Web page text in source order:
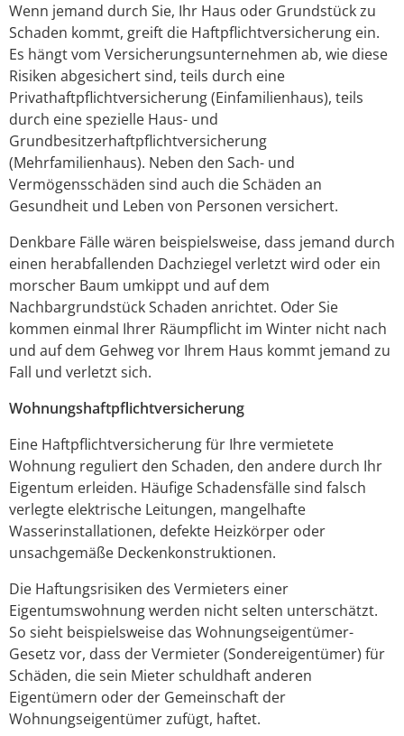
Wenn jemand durch Sie, Ihr Haus oder Grundstück zu
Schaden kommt, greift die Haftpflichtversicherung ein.
Es hängt vom Versicherungsunternehmen ab, wie diese
Risiken abgesichert sind, teils durch eine
Privathaftpflichtversicherung (Einfamilienhaus), teils
durch eine spezielle Haus- und
Grundbesitzerhaftpflichtversicherung
(Mehrfamilienhaus). Neben den Sach- und
Vermögensschäden sind auch die Schäden an
Gesundheit und Leben von Personen versichert.
Denkbare Fälle wären beispielsweise, dass jemand durch
einen herabfallenden Dachziegel verletzt wird oder ein
morscher Baum umkippt und auf dem
Nachbargrundstück Schaden anrichtet. Oder Sie
kommen einmal Ihrer Räumpflicht im Winter nicht nach
und auf dem Gehweg vor Ihrem Haus kommt jemand zu
Fall und verletzt sich.
Wohnungshaftpflichtversicherung
Eine Haftpflichtversicherung für Ihre vermietete
Wohnung reguliert den Schaden, den andere durch Ihr
Eigentum erleiden. Häufige Schadensfälle sind falsch
verlegte elektrische Leitungen, mangelhafte
Wasserinstallationen, defekte Heizkörper oder
unsachgemäße Deckenkonstruktionen.
Die Haftungsrisiken des Vermieters einer
Eigentumswohnung werden nicht selten unterschätzt.
So sieht beispielsweise das Wohnungseigentümer-
Gesetz vor, dass der Vermieter (Sondereigentümer) für
Schäden, die sein Mieter schuldhaft anderen
Eigentümern oder der Gemeinschaft der
Wohnungseigentümer zufügt, haftet.